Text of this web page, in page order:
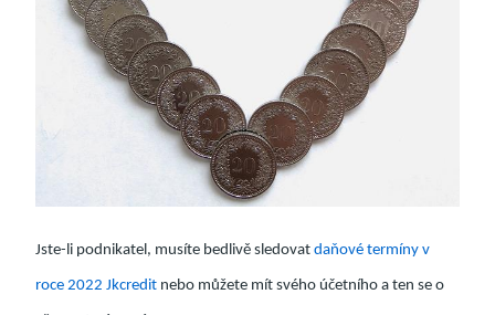
Jste-li podnikatel, musíte bedlivě sledovat daňové termíny v
roce 2022 Jkcredit nebo můžete mít svého účetního a ten se o